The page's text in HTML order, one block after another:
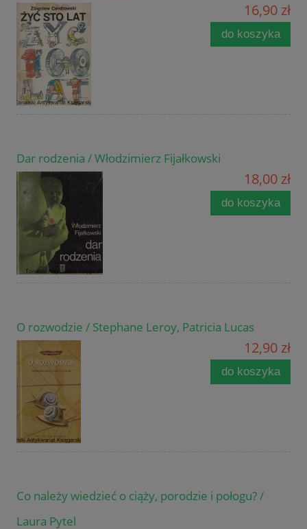
16,90 zł
do koszyka
Dar rodzenia / Włodzimierz Fijałkowski
18,00 zł
do koszyka
O rozwodzie / Stephane Leroy, Patricia Lucas
12,90 zł
do koszyka
Co należy wiedzieć o ciąży, porodzie i połogu? /
Laura Pytel